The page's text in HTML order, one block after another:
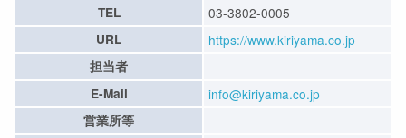
TEL 03-3802-0005
URL https://www.kiriyama.co.jp
担当者
E-Mail
info@kiriyama.co.jp
営業所等